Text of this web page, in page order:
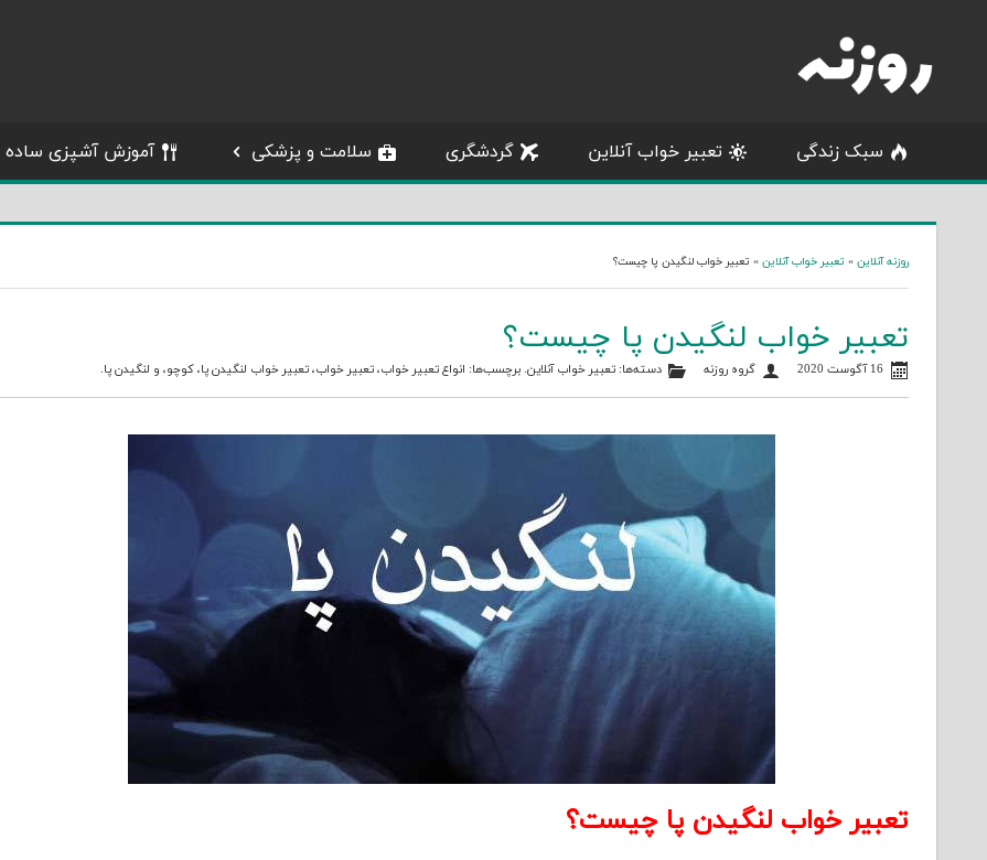
content
سبک زندگی تعبیر خواب آنلاین گردشگری سلامت و پزشکی آموزش آشپزی ساده
روزنه آنلاین » تعبیر خواب آنلاین » تعبیر خواب لنگیدن پا چیست؟
تعبیر خواب لنگیدن پا چیست؟
16 آگوست 2020 گروه روزنه دسته‌ها:تعبیر خواب آنلاین. برچسب‌ها: انواع تعبیر خواب،تعبیر خواب،تعبیر خواب لنگیدن پا،کوچو، و لنگیدن پا.
تعبیر خواب لنگیدن پا چیست؟